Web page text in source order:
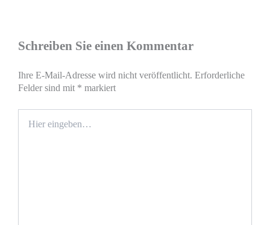
Schreiben Sie einen Kommentar
Ihre E-Mail-Adresse wird nicht veröffentlicht. Erforderliche
Felder sind mit * markiert
eingeben…